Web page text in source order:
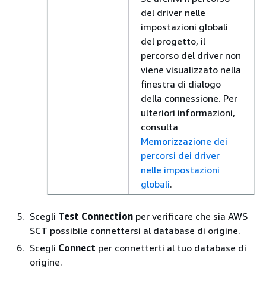
del driver nelle
impostazioni globali
del progetto, il
percorso del driver non
viene visualizzato nella
finestra di dialogo
della connessione. Per
ulteriori informazioni,
consulta
Memorizzazione dei
percorsi dei driver
nelle impostazioni
globali.
Scegli Test Connection per verificare che sia AWS
SCT possibile connettersi al database di origine.
Scegli Connect per connetterti al tuo database di
origine.